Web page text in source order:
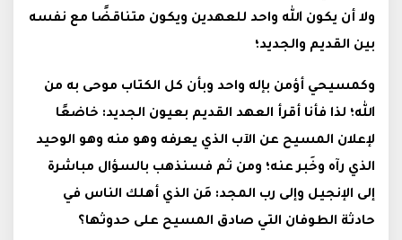
ولا أن يكون الله واحد للعهدين ويكون متناقضًا مع نفسه
بين القديم والجديد؛
وكمسيحي أؤمن بإله واحد وبأن كل الكتاب موحى به من
الله؛ لذا فأنا أقرأ العهد القديم بعيون الجديد: خاضعًا
لإعلان المسيح عن الآب الذي يعرفه وهو منه وهو الوحيد
الذي رآه وخَبر عنه؛ ومن ثم فسنذهب بالسؤال مباشرة
إلى الإنجيل وإلى رب المجد: مَن الذي أهلك الناس في
حادثة الطوفان التي صادق المسيح على حدوثها؟